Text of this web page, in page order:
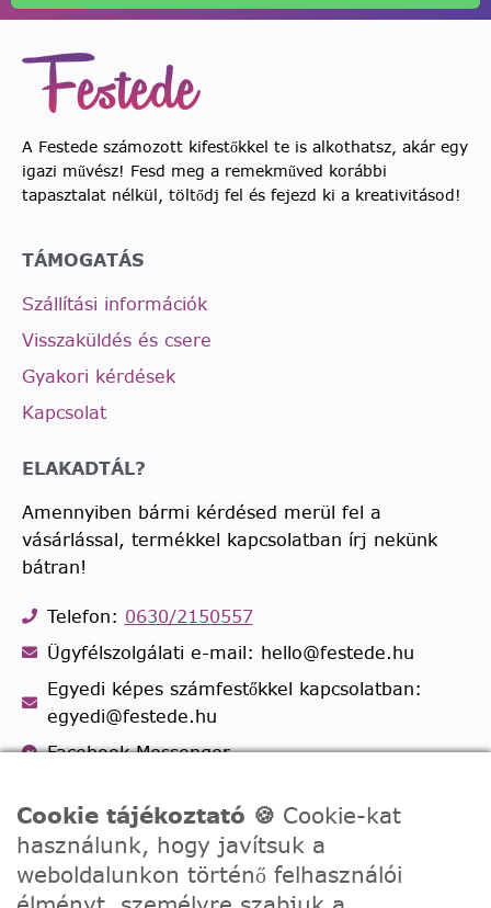
A Festede számozott kifestőkkel te is alkothatsz, akár egy
igazi művész! Fesd meg a remekműved korábbi
tapasztalat nélkül, töltődj fel és fejezd ki a kreativitásod!
TÁMOGATÁS
Szállítási információk
Visszaküldés és csere
Gyakori kérdések
Kapcsolat
ELAKADTÁL?
Amennyiben bármi kérdésed merül fel a
vásárlással, termékkel kapcsolatban írj nekünk
bátran!
Telefon: 0630/2150557
Ügyfélszolgálati e-mail: hello@festede.hu
Egyedi képes számfestőkkel kapcsolatban:
egyedi@festede.hu
Facebook Messenger
Cookie tájékoztató 🍪 Cookie-kat
használunk, hogy javítsuk a
weboldalunkon történő felhasználói